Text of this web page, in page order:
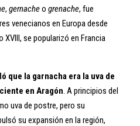
,gernacheogrenache, fue
venecianos en Europa desde
XVIII, se popularizó en Francia
que la garnacha era la uva de
en Aragón. A principios del
uva de postre, pero su
su expansión en la región,